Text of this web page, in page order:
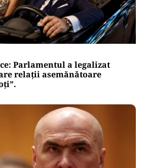
Parlamentul a legalizat
relații asemănătoare